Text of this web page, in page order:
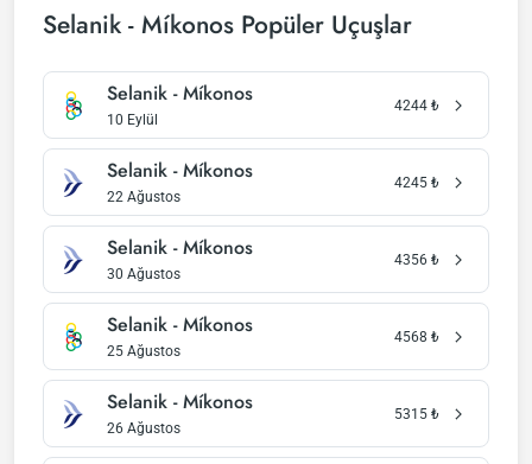
Selanik - Míkonos Popüler Uçuşlar
Selanik - Míkonos
10 Eylül
4244 ₺
Selanik - Míkonos
22 Ağustos
4245 ₺
Selanik - Míkonos
30 Ağustos
4356 ₺
Selanik - Míkonos
25 Ağustos
4568 ₺
Selanik - Míkonos
26 Ağustos
5315 ₺